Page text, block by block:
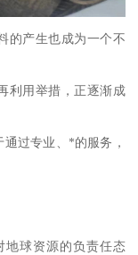
的产生也成为一个不
利用举措，正逐渐成
过专业、*的服务，
地球资源的负责任态